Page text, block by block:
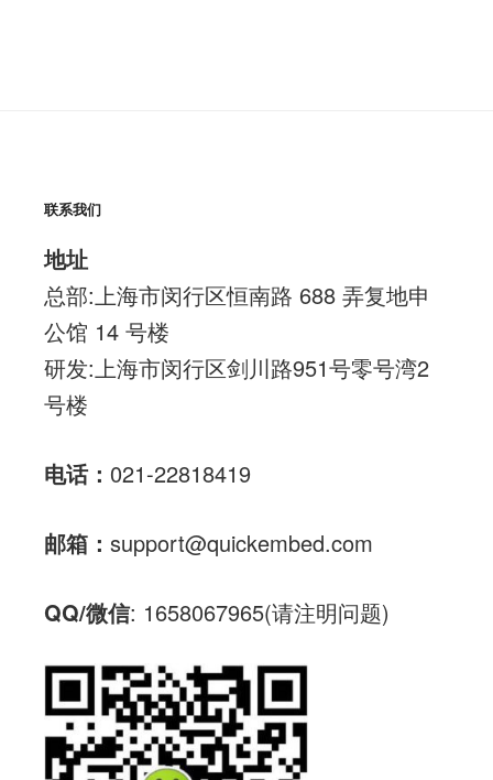
联系我们
地址
总部:上海市闵行区恒南路 688 弄复地申
公馆 14 号楼
研发:上海市闵行区剑川路951号零号湾2
号楼
电话： 021-22818419
邮箱： support@quickembed.com
QQ/微信: 1658067965(请注明问题)